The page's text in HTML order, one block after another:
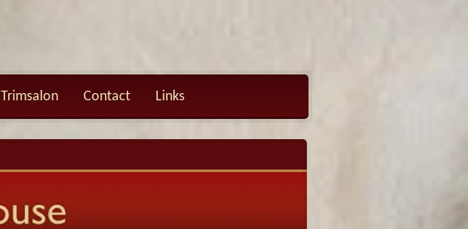
Trimsalon Contact Links